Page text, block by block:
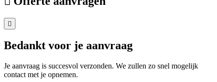
Bedankt voor je aanvraag
Je aanvraag is succesvol verzonden. We zullen zo snel mogelijk
contact met je opnemen.